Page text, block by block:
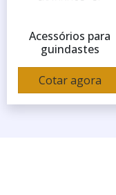
Acessórios para
guindastes
Cotar agora